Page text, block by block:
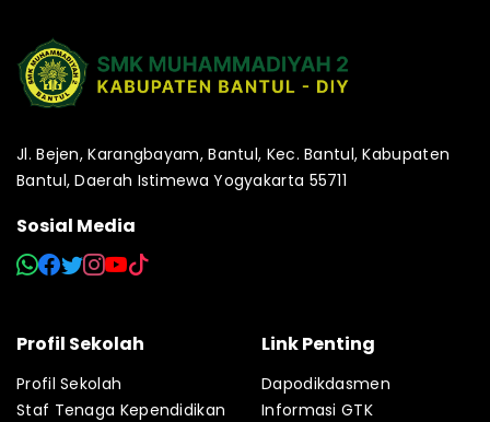
Jl. Bejen, Karangbayam, Bantul, Kec. Bantul, Kabupaten
Bantul, Daerah Istimewa Yogyakarta 55711
Sosial Media
Profil Sekolah
Profil Sekolah
Staf Tenaga Kependidikan
Link Penting
Dapodikdasmen
Informasi GTK